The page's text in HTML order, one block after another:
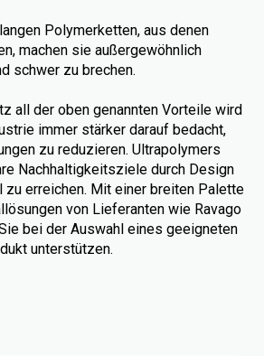
Polymerketten, aus denen
machen sie außergewöhnlich
schwer zu brechen.
all der oben genannten Vorteile wird
immer stärker darauf bedacht,
zu reduzieren. Ultrapolymers
Nachhaltigkeitsziele durch Design
zu erreichen. Mit einer breiten Palette
von Lieferanten wie Ravago
bei der Auswahl eines geeigneten
unterstützen.